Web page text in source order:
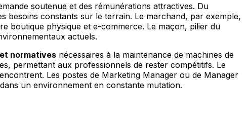
soutenue et des rémunérations attractives. Du
besoins constants sur le terrain. Le marchand, par exemple,
boutique physique et e-commerce. Le maçon, pilier du
actuels.
normatives nécessaires à la maintenance de machines de
permettant aux professionnels de rester compétitifs. Le
Les postes de Marketing Manager ou de Manager
dans un environnement en constante mutation.